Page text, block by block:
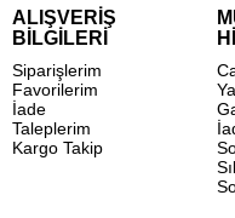
ürün açıklamaları ve
doğru ürüne hızlı ve
Satın alınan güneş
Sunulan tüm ürünler
orijinaldir. Ürün
ALIŞVERİŞ
BİLGİLERİ
Siparişlerim
Favorilerim
İade
Taleplerim
Kargo Takip